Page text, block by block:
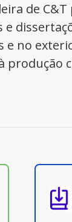
de
e
e no
produção